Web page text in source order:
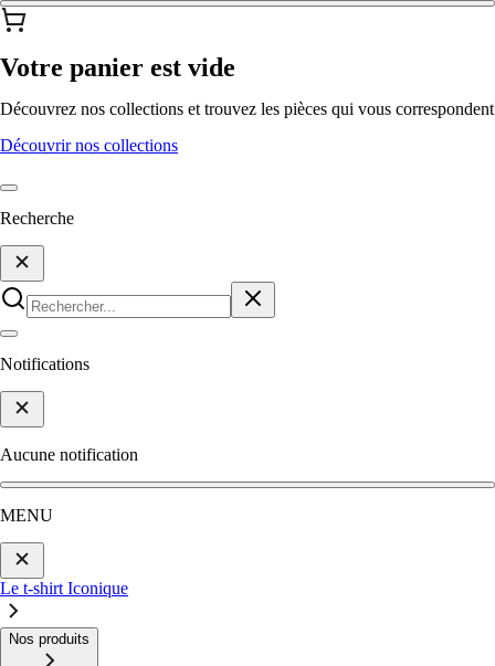
Votre panier est vide
Découvrez nos collections et trouvez les pièces qui vous correspondent
Découvrir nos collections
Recherche
Notifications
Aucune notification
MENU
Le t-shirt Iconique
Nos produits